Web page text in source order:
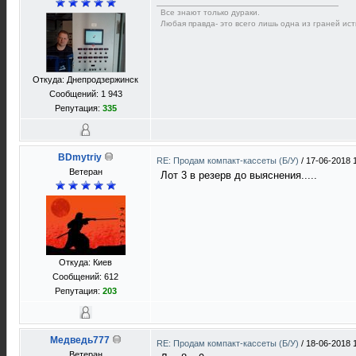
Откуда: Днепродзержинск
Сообщений: 1 943
Репутация: 335
Все знают только дураки.
Любая правда- это всего лишь одна из граней
BDmytriy
Ветеран
Откуда: Киев
Сообщений: 612
Репутация: 203
RE: Продам компакт-кассеты (Б/У) / 17-06-2018
Лот 3 в резерв до выяснения.....
Медведь777 RE: Продам компакт-кассеты (Б/У) / 18-06-2018